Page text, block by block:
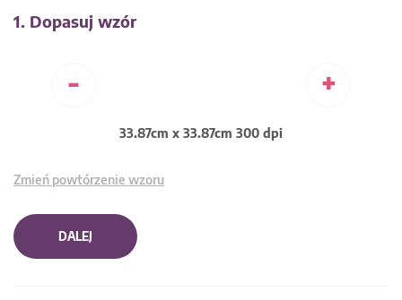
1. Dopasuj wzór
- +
33.87cm x 33.87cm 300 dpi
Zmień powtórzenie wzoru
DALEJ